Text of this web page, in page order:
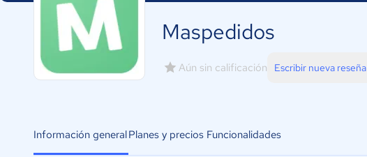
Maspedidos
Aún sin calificación Escribir nueva reseña
Información generalPlanes y precios Funcionalidades